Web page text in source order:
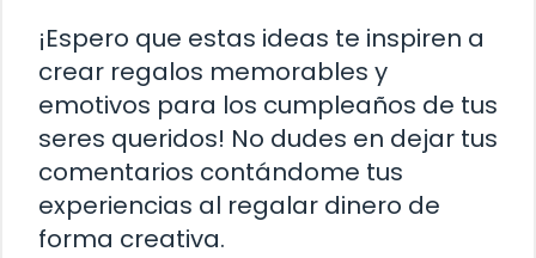
¡Espero que estas ideas te inspiren a
crear regalos memorables y
emotivos para los cumpleaños de tus
seres queridos! No dudes en dejar tus
comentarios contándome tus
experiencias al regalar dinero de
forma creativa.